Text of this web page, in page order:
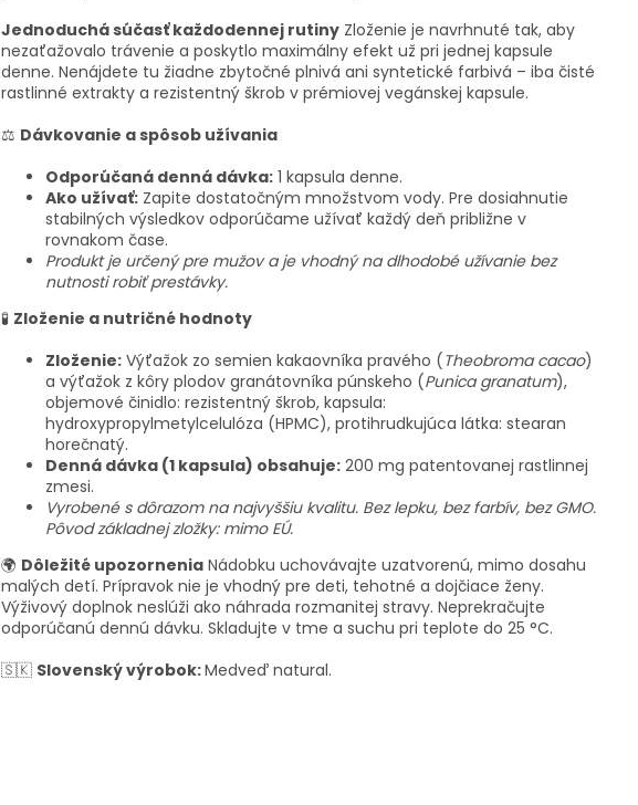
Jednoduchá súčasť každodennej rutiny Zloženie je navrhnuté tak, aby
nezaťažovalo trávenie a poskytlo maximálny efekt už pri jednej kapsule
denne. Nenájdete tu žiadne zbytočné plnivá ani syntetické farbivá – iba čisté
rastlinné extrakty a rezistentný škrob v prémiovej vegánskej kapsule.
⚖️ Dávkovanie a spôsob užívania
Odporúčaná denná dávka: 1 kapsula denne.
Ako užívať: Zapite dostatočným množstvom vody. Pre dosiahnutie
stabilných výsledkov odporúčame užívať každý deň približne v
rovnakom čase.
Produkt je určený pre mužov a je vhodný na dlhodobé užívanie bez
nutnosti robiť prestávky.
🧪 Zloženie a nutričné hodnoty
Zloženie: Výťažok zo semien kakaovníka pravého (Theobroma cacao)
a výťažok z kôry plodov granátovníka púnskeho (Punica granatum),
objemové činidlo: rezistentný škrob, kapsula:
hydroxypropylmetylcelulóza (HPMC), protihrudkujúca látka: stearan
horečnatý.
Denná dávka (1 kapsula) obsahuje: 200 mg patentovanej rastlinnej
zmesi.
Vyrobené s dôrazom na najvyššiu kvalitu. Bez lepku, bez farbív, bez GMO.
Pôvod základnej zložky: mimo EÚ.
🌍 Dôležité upozornenia Nádobku uchovávajte uzatvorenú, mimo dosahu
malých detí. Prípravok nie je vhodný pre deti, tehotné a dojčiace ženy.
Výživový doplnok neslúži ako náhrada rozmanitej stravy. Neprekračujte
odporúčanú dennú dávku. Skladujte v tme a suchu pri teplote do 25 °C.
🇸🇰 Slovenský výrobok:Medveď natural.